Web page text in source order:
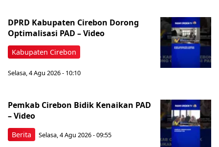
Kabupaten Cirebon
‎DPRD Kabupaten Cirebon Dorong
Optimalisasi PAD – Video
Selasa, 4 Agu 2026 - 10:10
Berita
Pemkab Cirebon Bidik Kenaikan PAD
– Video
Selasa, 4 Agu 2026 - 09:55